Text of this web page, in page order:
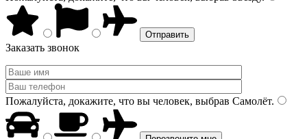
Заказать звонок
Пожалуйста, докажите, что вы человек, выбрав Самолёт.